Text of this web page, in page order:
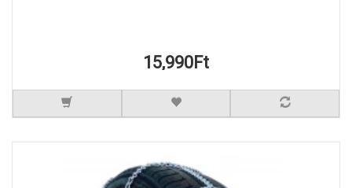
15,990Ft